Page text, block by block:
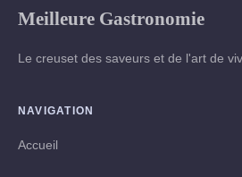
Meilleure Gastronomie
Le creuset des saveurs et de l'art de
NAVIGATION
Accueil